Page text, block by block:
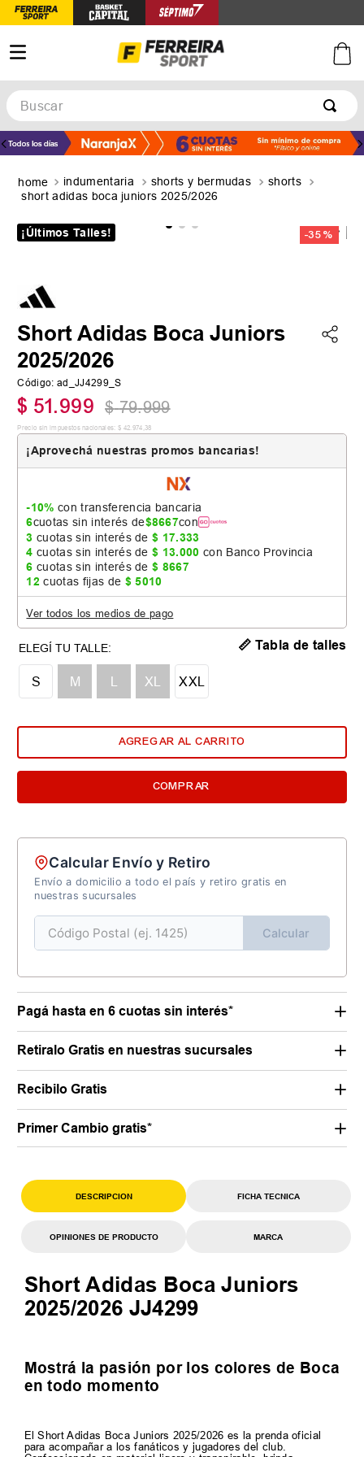
Buscar
indumentaria shorts y bermudas
shorts
short adidas boca juniors 2025/2026
¡Últimos Talles! -35 %
Short Adidas Boca Juniors
2025/2026
Código: ad_JJ4299_S
$ 51.999 $ 79.999
Precio sin impuestos nacionales: $ 42.974 ,38
¡Aprovechá nuestras promos bancarias!
-10% con transferencia bancaria
6cuotas sin interés de$8667con
3 cuotas sin interés de$ 17.333
4 cuotas sin interés de$ 13.000 con Banco Provincia
6 cuotas sin interés de$ 8667
12 cuotas fijas de $ 5010
Ver todos los medios de pago
S L
M XL XXL
📏 Tabla de talles
AGREGAR AL CARRITO
COMPRAR
Calcular Envío y Retiro
Envío a domicilio a todo el país y retiro gratis en
nuestras sucursales
Calcular
Pagá hasta en 6 cuotas sin interés*
Retiralo Gratis en nuestras sucursales
Recibilo Gratis
Primer Cambio gratis*
DESCRIPCION FICHA TECNICA
OPINIONES DE PRODUCTO MARCA
Short Adidas Boca Juniors
2025/2026 JJ4299
Mostrá la pasión por los colores de Boca
en todo momento
El Short Adidas Boca Juniors 2025/2026 es la prenda oficial
para acompañar a los fanáticos y jugadores del club.
TÉRMINOS MÁS BUSCADOS
2.
zapatillas